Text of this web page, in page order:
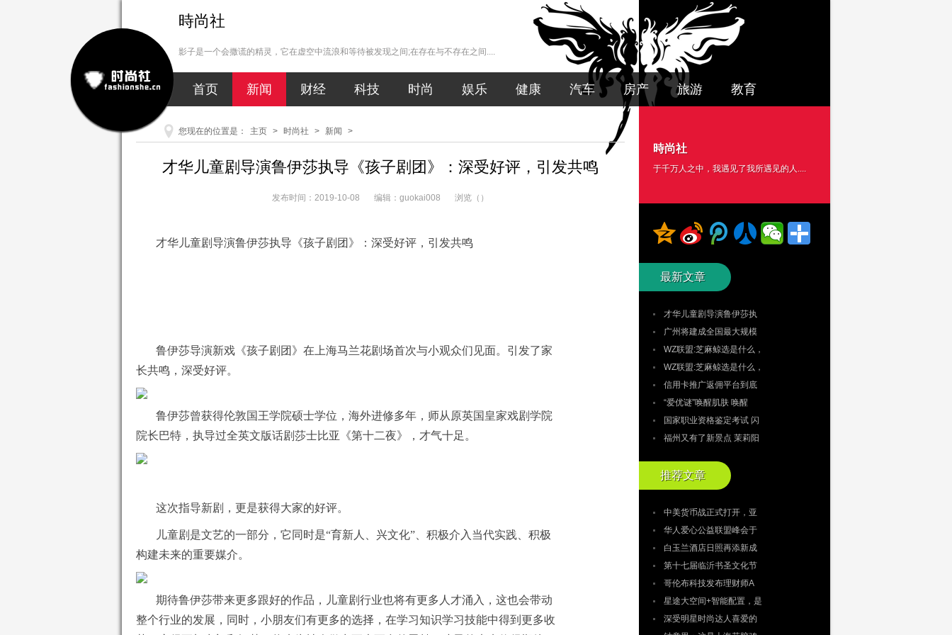
時尚社
影子是一个会撒谎的精灵，它在虚空中流浪和等待被发现之间;在存在与不存在之间....
首页 新闻 财经 科技 时尚 娱乐 健康 汽车 房产 旅游 教育
您现在的位置是： 主页 > 时尚社 > 新闻 >
才华儿童剧导演鲁伊莎执导《孩子剧团》：深受好评，引发共鸣
发布时间：2019-10-08 编辑：guokai008 浏览（ ）
才华儿童剧导演鲁伊莎执导《孩子剧团》：深受好评，引发共鸣
鲁伊莎导演新戏《孩子剧团》在上海马兰花剧场首次与小观众们见面。引发了家
长共鸣，深受好评。
鲁伊莎曾获得伦敦国王学院硕士学位，海外进修多年，师从原英国皇家戏剧学院
院长巴特，执导过全英文版话剧莎士比亚《第十二夜》，才气十足。
这次指导新剧，更是获得大家的好评。
儿童剧是文艺的一部分，它同时是“育新人、兴文化”、积极介入当代实践、积极
构建未来的重要媒介。
期待鲁伊莎带来更多跟好的作品，儿童剧行业也将有更多人才涌入，这也会带动
整个行业的发展，同时，小朋友们有更多的选择，在学习知识学习技能中得到更多收
時尚社
于千万人之中，我遇见了我所遇见的人....
最新文章
才华儿童剧导演鲁伊莎执
广州将建成全国最大规模
WZ联盟:芝麻鲸选是什么，
WZ联盟:芝麻鲸选是什么，
信用卡推广返佣平台到底
“爱优谜”唤醒肌肤 唤醒
国家职业资格鉴定考试 闪
福州又有了新景点 茉莉阳
推荐文章
中美货币战正式打开，亚
华人爱心公益联盟峰会于
白玉兰酒店日照再添新成
第十七届临沂书圣文化节
哥伦布科技发布理财师A
星途大空间+智能配置，是
深受明星时尚达人喜爱的